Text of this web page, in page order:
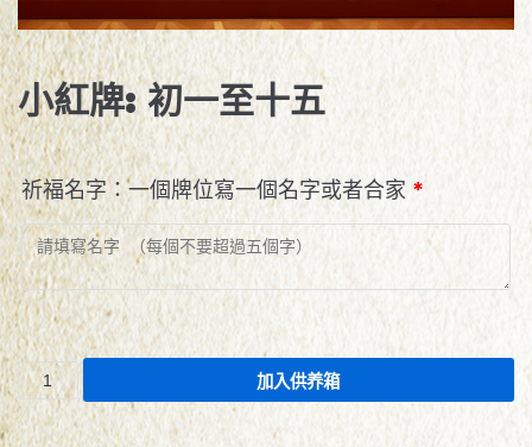
小紅牌: 初一至十五
祈福名字：一個牌位寫一個名字或者合家 *
加入供养箱